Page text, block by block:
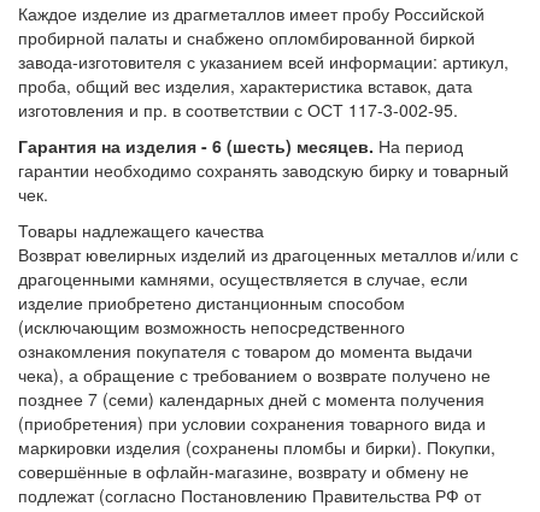
Каждое изделие из драгметаллов имеет пробу Российской
пробирной палаты и снабжено опломбированной биркой
завода-изготовителя с указанием всей информации: артикул,
проба, общий вес изделия, характеристика вставок, дата
изготовления и пр. в соответствии с ОСТ 117-3-002-95.
Гарантия на изделия - 6 (шесть) месяцев. На период
гарантии необходимо сохранять заводскую бирку и товарный
чек.
Товары надлежащего качества
Возврат ювелирных изделий из драгоценных металлов и/или с
драгоценными камнями, осуществляется в случае, если
изделие приобретено дистанционным способом
(исключающим возможность непосредственного
ознакомления покупателя с товаром до момента выдачи
чека), а обращение с требованием о возврате получено не
позднее 7 (семи) календарных дней с момента получения
(приобретения) при условии сохранения товарного вида и
маркировки изделия (сохранены пломбы и бирки). Покупки,
совершённые в офлайн-магазине, возврату и обмену не
подлежат (согласно Постановлению Правительства РФ от